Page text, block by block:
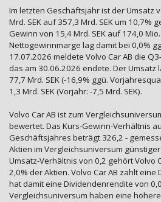
Im letzten Geschäftsjahr ist der Umsatz
Mrd. SEK auf 357,3 Mrd. SEK um 10,7%
Gewinn von 15,4 Mrd. SEK auf 174,0
Nettogewinnmarge lag damit bei 0,0%
17.07.2026 meldete Volvo Car AB die
das am 30.06.2026 endete. Der Umsatz
77,7 Mrd. SEK (-16,9% ggü.
1,3 Mrd. SEK (Vorjahr: -7,5 Mrd. SEK).
Volvo Car AB ist zum
bewertet. Das Kurs-Gewinn-Verhältnis
Geschäftsjahres beträgt 326,2 -
Aktien im Vergleichsuniversum
Umsatz-Verhältnis von 0,2 gehört Volvo
2,0% der Aktien. Volvo Car AB zahlt eine
hat damit eine Dividendenrendite von
Vergleichsuniversum haben eine